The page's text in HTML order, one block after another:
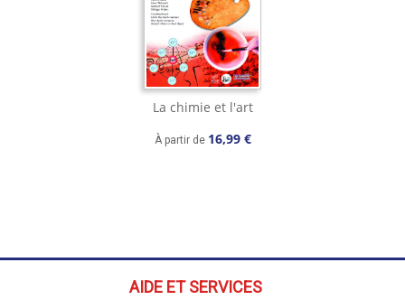
La chimie et l'art
À partir de 16,99 €
AIDE ET SERVICES